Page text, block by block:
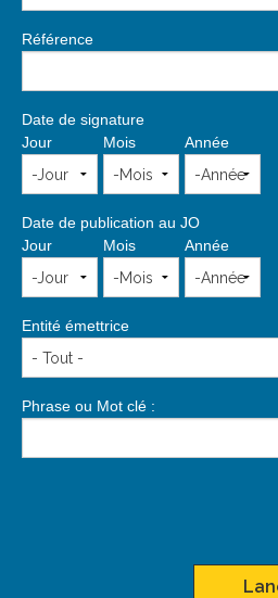
Référence
Date de signature
Jour
Mois Année
Date de publication au JO
Jour
Mois Année
Entité émettrice
Phrase ou Mot clé :